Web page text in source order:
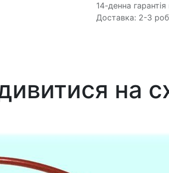
14-денна
Доставка: 2-3
на